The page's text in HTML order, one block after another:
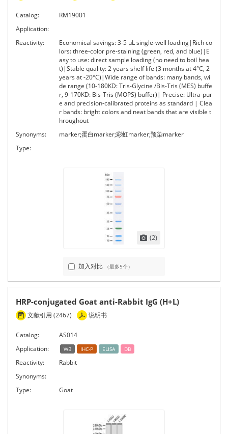
Catalog:
RM19001
Application:
Reactivity:
Economical savings: 3-5 μL single-well loading|Rich co
lors: three-color pre-staining (green, red, and blue)|E
asy to use: direct sample loading (no need to boil hea
t)|Stable quality: 2 years shelf life (3 months at 4°C, 2
years at -20°C)|Wide range of bands: many bands, wi
de range (10-180KD: Tris-Glycine /Bis-Tris (MES) buffe
r, 9-170KD: Bis-Tris (MOPS) buffer)| Precise: Ultra-pur
e and precision-calibrated proteins as standard | Clea
r bands: bright colors and neat bands that are visible t
hroughout
Synonyms:
marker;蛋白marker;彩虹marker;预染marker
Type:
(2)
加入对比 （最多5个）
HRP-conjugated Goat anti-Rabbit IgG (H+L)
文献引用 (2467) 说明书
Catalog:
AS014
Application:
WB IHC-P ELISA DB
Reactivity:
Rabbit
Synonyms:
Type:
Goat